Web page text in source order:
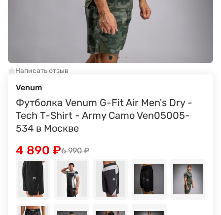
Написать отзыв
Venum
Футболка Venum G-Fit Air Men's Dry -
Tech T-Shirt - Army Camo Ven05005-
534 в Москве
6 990₽
4 890 ₽